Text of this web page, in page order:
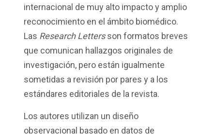
internacional de muy alto impacto y amplio
reconocimiento en el ámbito biomédico.
Las Research Lettersson formatos breves
que comunican hallazgos originales de
investigación, pero están igualmente
sometidas a revisión por pares y a los
estándares editoriales de la revista.
Los autores utilizan un diseño
observacional basado en datos de